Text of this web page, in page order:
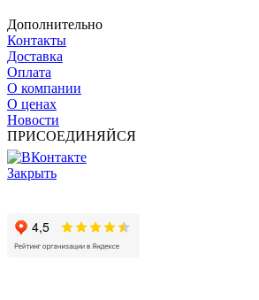
Дополнительно
Контакты
Доставка
Оплата
О компании
О ценах
Новости
ПРИСОЕДИНЯЙСЯ
Закрыть